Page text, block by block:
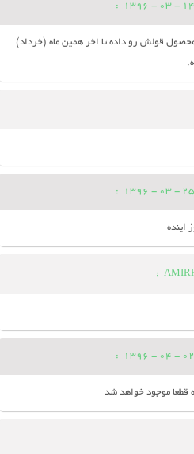
14 - 03 - 1396
:
محصول قولش رو داده تا اخر همین ماه (خرداد)
25 - 03 - 1396
:
:
02 - 04 - 1396
:
قطعا موجود خواهد شد